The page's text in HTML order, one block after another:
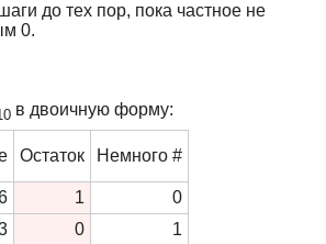
до тех пор, пока частное не
0.
в двоичную форму:
Остаток Немного #
1
0
0
1